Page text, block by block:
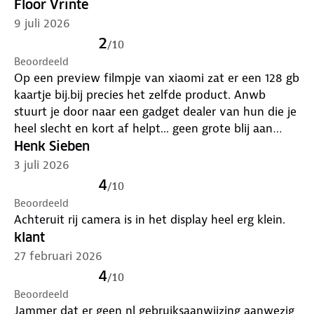
Floor Vrinte
9 juli 2026
2/10
Beoordeeld
Op een preview filmpje van xiaomi zat er een 128 gb
kaartje bij.bij precies het zelfde product. Anwb
stuurt je door naar een gadget dealer van hun die je
heel slecht en kort af helpt... geen grote blij aan
deze kant
Henk Sieben
3 juli 2026
4/10
Beoordeeld
Achteruit rij camera is in het display heel erg klein.
klant
27 februari 2026
4/10
Beoordeeld
Jammer dat er geen nl gebruiksaanwijzing aanwezig